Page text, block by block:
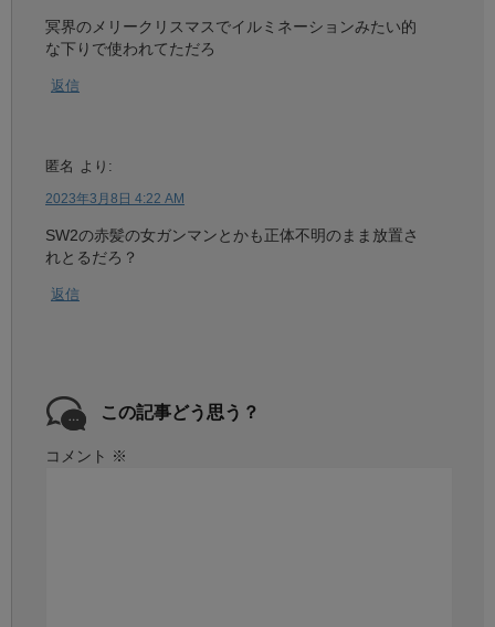
冥界のメリークリスマスでイルミネーションみたい的
な下りで使われてただろ
返信
匿名 より:
2023年3月8日 4:22 AM
SW2の赤髪の女ガンマンとかも正体不明のまま放置さ
れとるだろ？
返信
この記事どう思う？
コメント ※